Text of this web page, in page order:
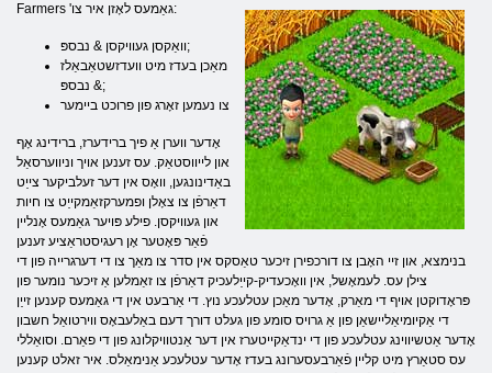
Farmers 'גאַמעס לאָזן איר צו:
וואַקסן געוויקסן & נבספּ;
מאַכן בעדז מיט וועדזשטאַבאַלז
& נבספּ;
צו נעמען זאָרג פון פרוכט ביימער
אָדער ווערן אַ פיך ברידערז, ברידינג אָף
און לייווסטאַק. עס זענען אויך וניווערסאַל
באַדינונגען, וואָס אין דער זעלביקער צייַט
דאַרפֿן צו צאָלן ופמערקזאַמקייַט צו חיות
און געוויקסן. פילע פּויער גאַמעס אָנליין
פֿאַר פּאָטער אָן רעגיסטראַציע זענען
בנימצא, און זיי האָבן צו דורכפירן זיכער טאַסקס אין סדר צו מאַך צו די דערגרייה פון די
צילן עס. לעמאָשל, אין וואָכעדיק-קייַלעכיק דאַרפֿן צו זאַמלען אַ זיכער נומער פון
פּראָדוקטן אויף די מאַרק, אָדער מאַכן עטלעכע נוץ. די אַרבעט אין די גאַמעס קענען זייַן
די אַקיומיאַליישאַן פון אַ גרויס סומע פון ​​געלט דורך דעם באַלעבאָס ווירטואַל חשבון
אָדער אַטשיווינג עטלעכע פון ​​די ינדאַקייטערז אין דער אַנטוויקלונג פון די פאַרם. וסואַללי
עס סטאַרץ מיט קליין פֿאַרבעסערונג בעדז אָדער עטלעכע אַנימאַלס. איר זאלט ​​קענען